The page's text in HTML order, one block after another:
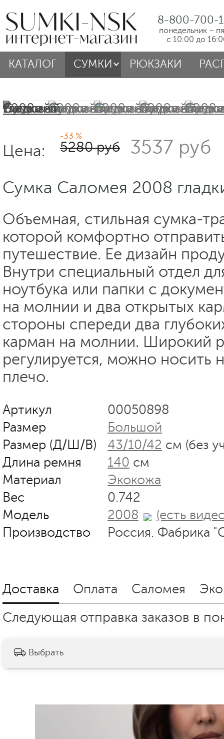
8-800-700-
понедельник –
с 10:00 до
КАТАЛОГ СУМКИ РЮКЗАКИ
Цена:
-33 %
5280 руб 3537 руб
Сумка Саломея 2008
Объемная, стильная сумка-
которой комфортно
путешествие. Ее дизайн
Внутри специальный отдел
ноутбука или папки с
на молнии и два открытых
стороны спереди два
карман на молнии. Широкий
регулируется, можно носить
плечо.
Артикул
00050898
Размер
Большой
Размер (Д/Ш/В)
43/10/42 см (без
Длина ремня
140 см
Материал
Экокожа
Вес
0.742
Модель
2008
(есть
Производство
Россия. Фабрика
Доставка Оплата Саломея
Следующая отправка заказов в
Выбрать